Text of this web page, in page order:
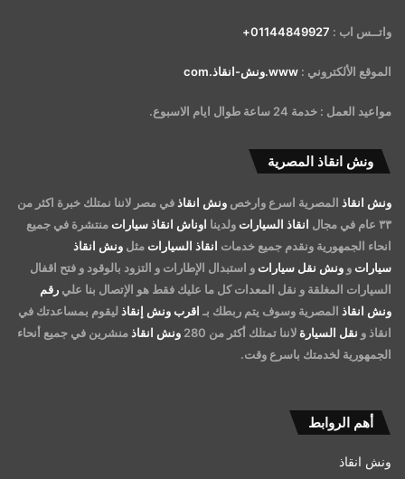
واتــس اب : 01144849927+
الموقع الألكتروني : www.ونش-انقاذ.com
مواعيد العمل : خدمة 24 ساعة طوال ايام الاسبوع.
ونش انقاذ المصرية
ونش انقاذ المصرية اسرع وارخص ونش انقاذفي مصر لاننا نمتلك خبرة اكثر من
٣٣ عام في مجال
انقاذ السيارات ولدينا اوناش انقاذ سيارات منتشرة في جميع
انحاء الجمهورية ونقدم جميع خدمات انقاذ السيارات مثل ونش انقاذ
سيارات و ونش نقل سيارات و استبدال الإطارات و التزود بالوقود و فتح اقفال
السيارات المغلقة و نقل المعدات كل ما عليك فقط هو الإتصال بنا علي رقم
ونش انقاذ المصرية وسوف يتم ربطك بـ اقرب ونش إنقاذ ليقوم بمساعدتك في
انقاذ و نقل السيارة لاننا تمتلك أكثر من 280 ونش انقاذمنشرين في جميع أنحاء
الجمهورية لخدمتك باسرع وقت.
أهم الروابط
ونش انقاذ